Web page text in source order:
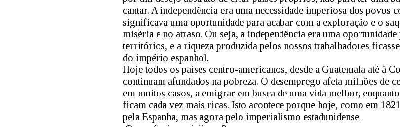
cantar. A independência era uma necessidade imperiosa dos povos
significava uma oportunidade para acabar com a exploração e o
miséria e no atraso. Ou seja, a independência era uma oportunidade
territórios, e a riqueza produzida pelos nossos trabalhadores
do império espanhol.
Hoje todos os países centro-americanos, desde a Guatemala até à
continuam afundados na pobreza. O desemprego afeta milhões de
em muitos casos, a emigrar em busca de uma vida melhor,
ficam cada vez mais ricas. Isto acontece porque hoje, como em
pela Espanha, mas agora pelo imperialismo estadunidense.